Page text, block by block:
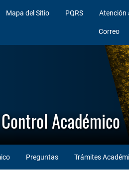
Mapa del Sitio PQRS Atención
Correo
Académico
Preguntas Trámites